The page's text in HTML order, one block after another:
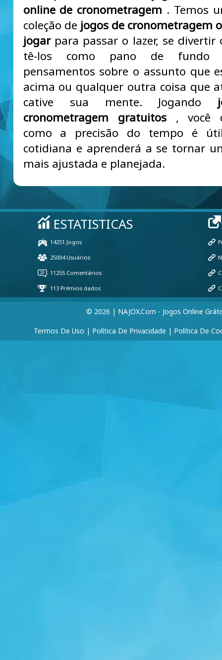
online de cronometragem . Temos
coleção de jogos de cronometragem
jogarpara passar o lazer, se divertir
tê-los como pano de fundo
pensamentos sobre o assunto que
acima ou qualquer outra coisa que
cative sua mente. Jogando
cronometragem gratuitos, você
como a precisão do tempo é
cotidiana e aprenderá a se tornar
mais ajustada e planejada.
© 2026 | NAJOX.com - Jogos Online
Termos De Uso | Política De Privacidade | Política De